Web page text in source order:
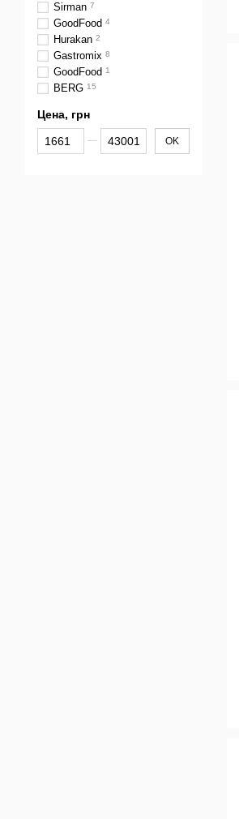
Sirman 7
GoodFood 4
Hurakan 2
Gastromix 8
GoodFood 1
BERG 15
Цена, грн
От Цена, грн
До Цена, грн OK